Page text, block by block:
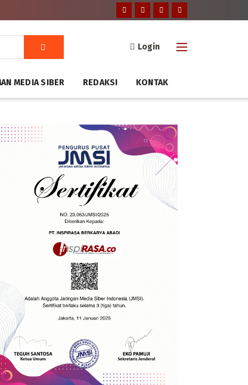
Login
MEDIA SIBER REDAKSI KONTAK